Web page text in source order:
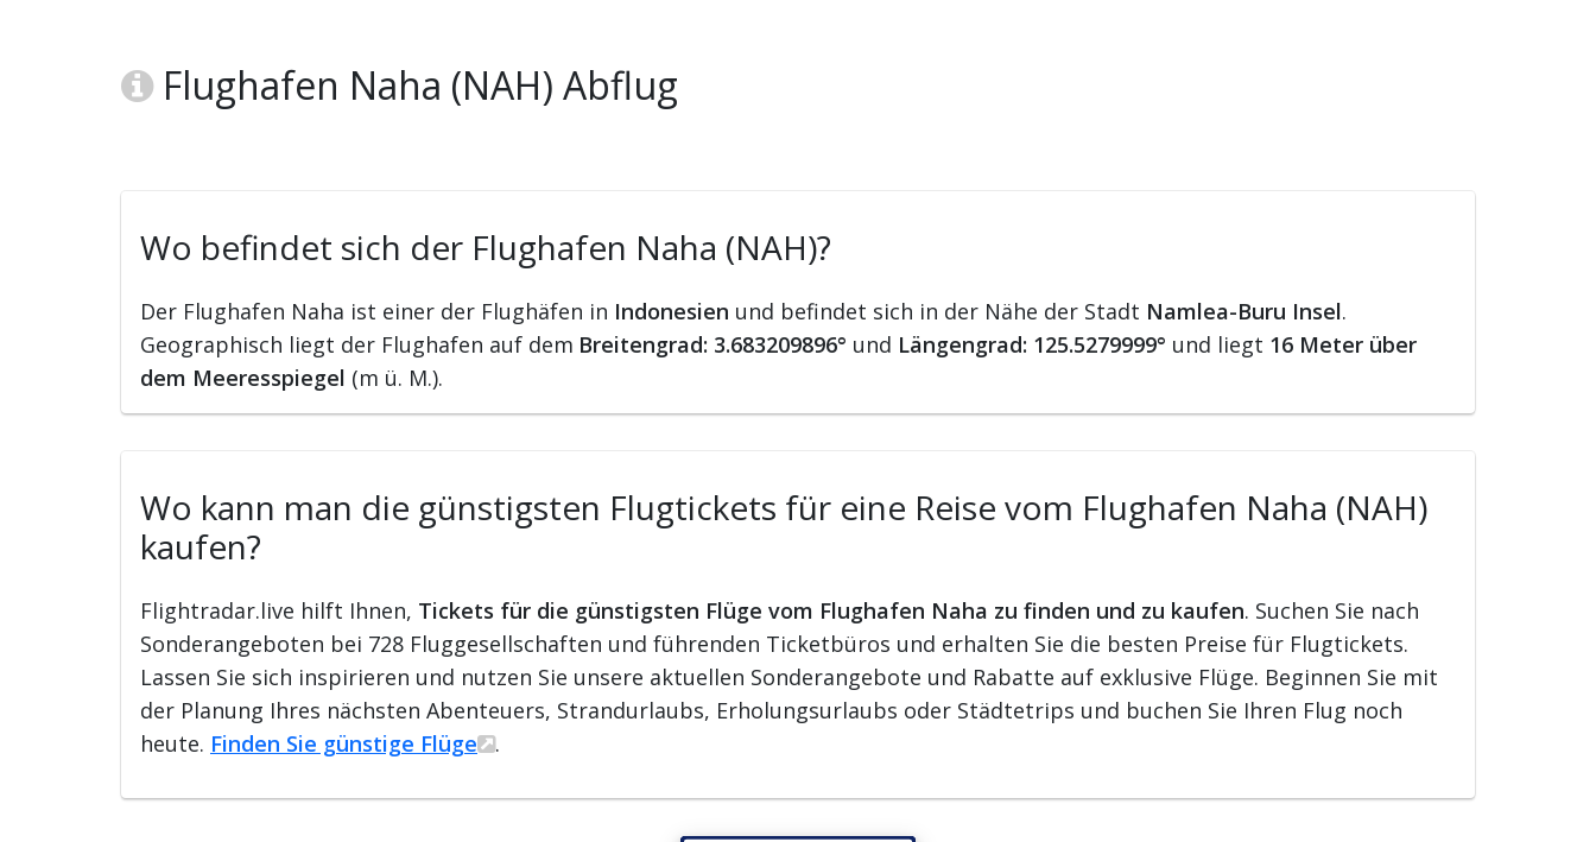
Flughafen Naha (NAH) Abflug
Wo befindet sich der Flughafen Naha (NAH)?
Der Flughafen Naha ist einer der Flughäfen in Indonesien und befindet sich in der Nähe der Stadt Namlea-Buru Insel.
Geographisch liegt der Flughafen auf dem Breitengrad: 3.683209896° und Längengrad: 125.5279999° und liegt 16 Meter über
dem Meeresspiegel (m ü. M.).
Wo kann man die günstigsten Flugtickets für eine Reise vom Flughafen Naha (NAH)
kaufen?
Flightradar.live hilft Ihnen, Tickets für die günstigsten Flüge vom Flughafen Naha zu finden und zu kaufen. Suchen Sie nach
Sonderangeboten bei 728 Fluggesellschaften und führenden Ticketbüros und erhalten Sie die besten Preise für Flugtickets.
Lassen Sie sich inspirieren und nutzen Sie unsere aktuellen Sonderangebote und Rabatte auf exklusive Flüge. Beginnen Sie mit
der Planung Ihres nächsten Abenteuers, Strandurlaubs, Erholungsurlaubs oder Städtetrips und buchen Sie Ihren Flug noch
heute. Finden Sie günstige Flüge .